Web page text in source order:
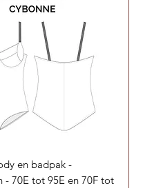
en badpak -
- 70E tot 95E en 70F tot